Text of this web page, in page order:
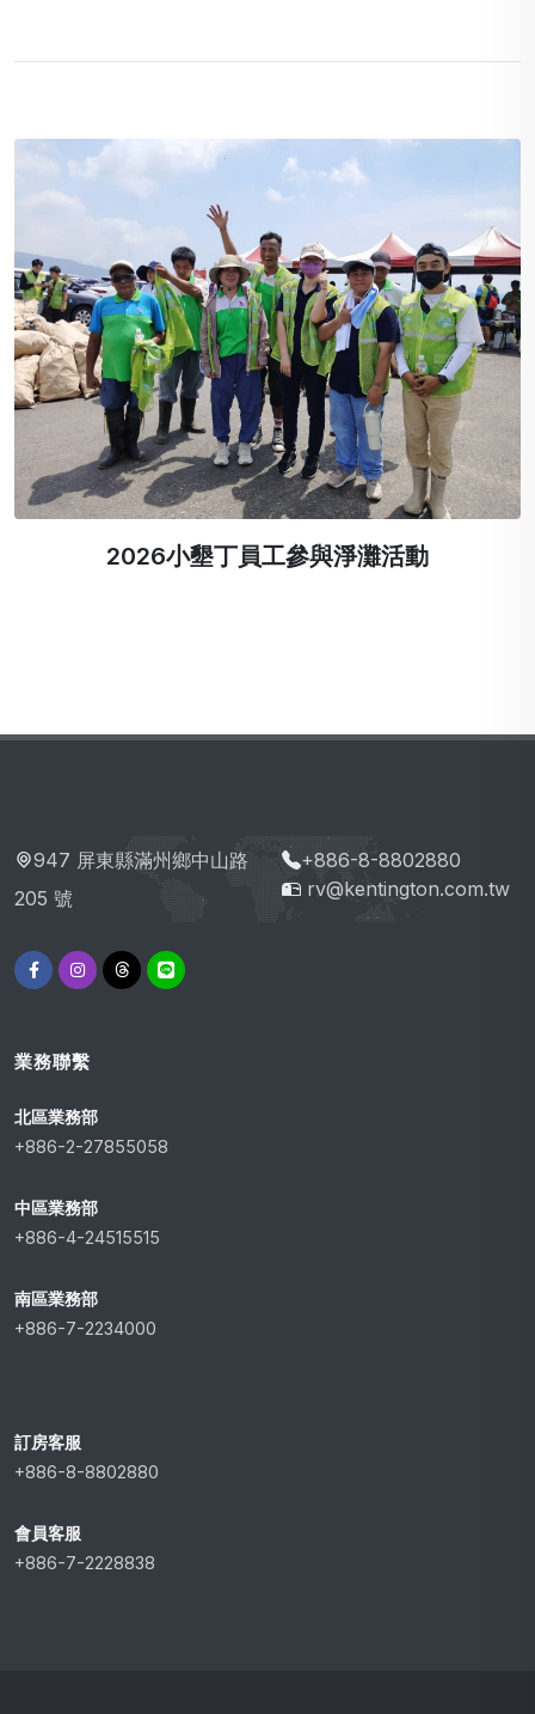
2026小墾丁員工參與淨灘活動
947 屏東縣滿州鄉中山路
205 號
+886-8-8802880
rv@kentington.com.tw
業務聯繫
北區業務部
+886-2-27855058
中區業務部
+886-4-24515515
南區業務部
+886-7-2234000
訂房客服
+886-8-8802880
會員客服
+886-7-2228838